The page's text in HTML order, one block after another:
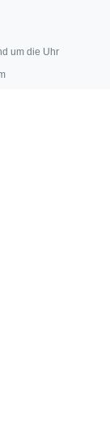
um die Uhr